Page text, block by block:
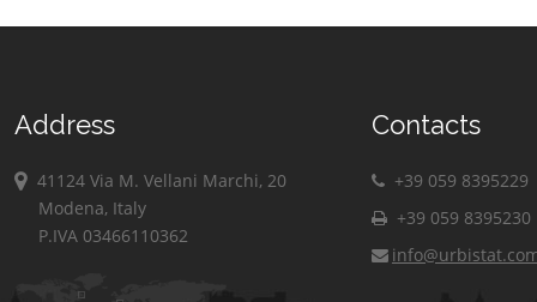
Address
41124 Via M. Vellani Marchi, 20
Modena, Italy
P.IVA 03466110362
Contacts
+39 059 8395229
+39 059 8395230